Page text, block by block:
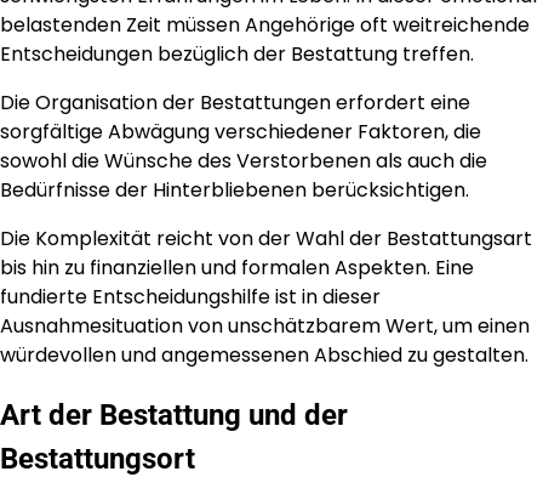
belastenden Zeit müssen Angehörige oft weitreichende
Entscheidungen bezüglich der Bestattung treffen.
Die Organisation der Bestattungen erfordert eine
sorgfältige Abwägung verschiedener Faktoren, die
sowohl die Wünsche des Verstorbenen als auch die
Bedürfnisse der Hinterbliebenen berücksichtigen.
Die Komplexität reicht von der Wahl der Bestattungsart
bis hin zu finanziellen und formalen Aspekten. Eine
fundierte Entscheidungshilfe ist in dieser
Ausnahmesituation von unschätzbarem Wert, um einen
würdevollen und angemessenen Abschied zu gestalten.
Art der Bestattung und der
Bestattungsort